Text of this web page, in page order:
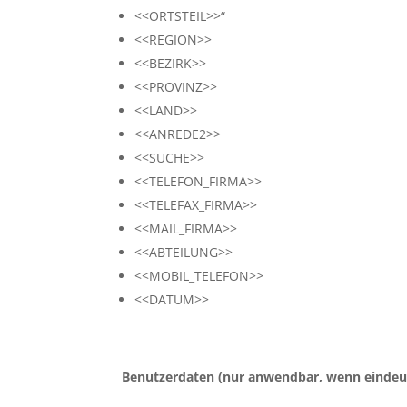
<<ORTSTEIL>>“
<<REGION>>
<<BEZIRK>>
<<PROVINZ>>
<<LAND>>
<<ANREDE2>>
<<SUCHE>>
<<TELEFON_FIRMA>>
<<TELEFAX_FIRMA>>
<<MAIL_FIRMA>>
<<ABTEILUNG>>
<<MOBIL_TELEFON>>
<<DATUM>>
Benutzerdaten(nur anwendbar, wenn